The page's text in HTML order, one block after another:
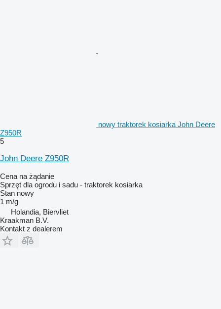
nowy traktorek kosiarka John Deere
Z950R
5
John Deere Z950R
Cena na żądanie
Sprzęt dla ogrodu i sadu - traktorek kosiarka
Stan nowy
1 m/g
Holandia, Biervliet
Kraakman B.V.
Kontakt z dealerem